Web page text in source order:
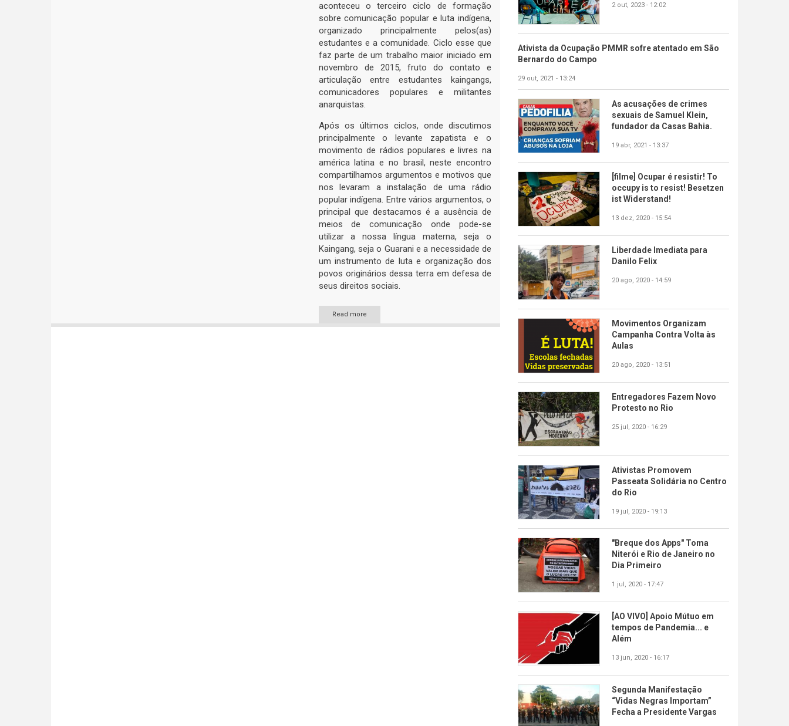
aconteceu o terceiro ciclo de formação
sobre comunicação popular e luta indígena,
organizado principalmente pelos(as)
estudantes e a comunidade. Ciclo esse que
faz parte de um trabalho maior iniciado em
novembro de 2015, fruto do contato e
articulação entre estudantes kaingangs,
comunicadores populares e militantes
anarquistas.
Após os últimos ciclos, onde discutimos
principalmente o levante zapatista e o
movimento de rádios populares e livres na
américa latina e no brasil, neste encontro
compartilhamos argumentos e motivos que
nos levaram a instalação de uma rádio
popular indígena. Entre vários argumentos, o
principal que destacamos é a ausência de
meios de comunicação onde pode-se
utilizar a nossa língua materna, seja o
Kaingang, seja o Guarani e a necessidade de
um instrumento de luta e organização dos
povos originários dessa terra em defesa de
seus direitos sociais.
Read more
2 out, 2023 - 12:02
Ativista da Ocupação PMMR sofre atentado em São
Bernardo do Campo
29 out, 2021 - 13:24
As acusações de crimes
sexuais de Samuel Klein,
fundador da Casas Bahia.
19 abr, 2021 - 13:37
[filme] Ocupar é resistir! To
occupy is to resist! Besetzen
ist Widerstand!
13 dez, 2020 - 15:54
Liberdade Imediata para
Danilo Felix
20 ago, 2020 - 14:59
Movimentos Organizam
Campanha Contra Volta às
Aulas
20 ago, 2020 - 13:51
Entregadores Fazem Novo
Protesto no Rio
25 jul, 2020 - 16:29
Ativistas Promovem
Passeata Solidária no Centro
do Rio
19 jul, 2020 - 19:13
"Breque dos Apps" Toma
Niterói e Rio de Janeiro no
Dia Primeiro
1 jul, 2020 - 17:47
[AO VIVO] Apoio Mútuo em
tempos de Pandemia... e
Além
13 jun, 2020 - 16:17
Segunda Manifestação
“Vidas Negras Importam”
Fecha a Presidente Vargas